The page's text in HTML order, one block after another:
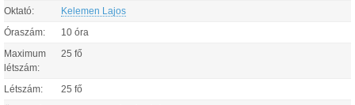
Oktató: Kelemen Lajos
Óraszám: 10 óra
Maximum
létszám:
25 fő
Létszám: 25 fő